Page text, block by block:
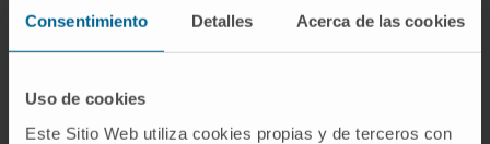
Consentimiento Detalles Acerca de las cookies
Uso de cookies
Este Sitio Web utiliza cookies propias y de terceros con